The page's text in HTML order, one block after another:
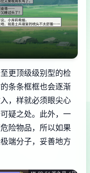
更顶级级别型的检
条条框框也会逐渐
，样就必须眼尖心
疑之处。此外，一
险物品，所以如果
端分子，妥善地方